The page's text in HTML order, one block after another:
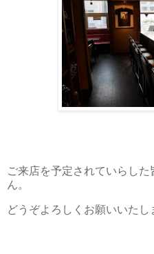
ご来店を予定されていらし
ん。
どうぞよろしくお願いいたし